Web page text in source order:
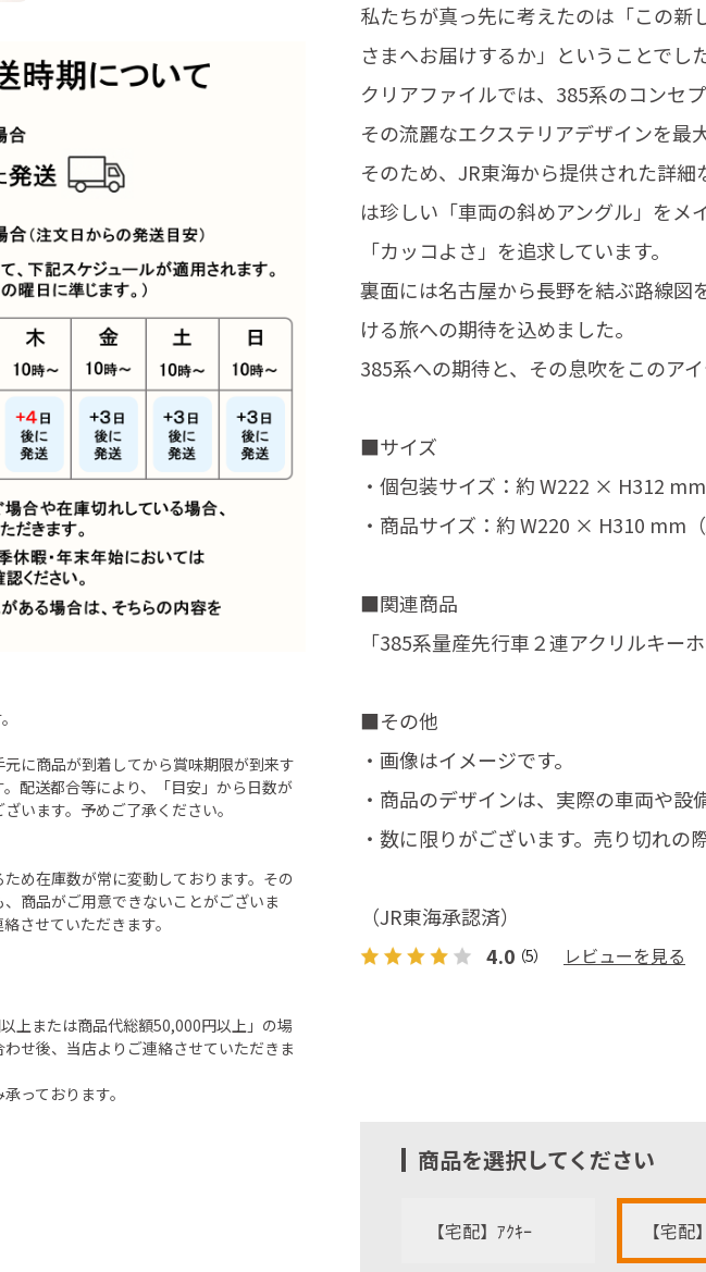
に商品が到着してから賞味期限が到来す
配送都合等により、「目安」から日数が
います。予めご了承ください。
め在庫数が常に変動しております。その
商品がご用意できないことがございま
させていただきます。
上または商品代総額50,000円以上」の場
せ後、当店よりご連絡させていただきま
っております。
商品を選択してください
【宅配】ｱｸｷｰ 【宅配
私たちが真っ先に考えたのは「この新
さまへお届けするか」ということでした
クリアファイルでは、385系のコンセ
その流麗なエクステリアデザインを最
そのため、JR東海から提供された詳
は珍しい「車両の斜めアングル」をメ
「カッコよさ」を追求しています。
裏面には名古屋から長野を結ぶ路線図
ける旅への期待を込めました。
385系への期待と、その息吹をこのア
■サイズ
・個包装サイズ：約 W222 × H312 mm
・商品サイズ：約 W220 × H310 mm（
■関連商品
「385系量産先行車２連アクリルキー
■その他
・画像はイメージです。
・商品のデザインは、実際の車両や設
・数に限りがございます。売り切れの
（JR東海承認済）
4.0 （5） レビューを見る